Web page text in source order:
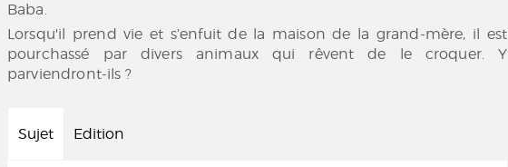
Baba.
Lorsqu'il prend vie et s’enfuit de la maison de la grand-mère, il est
pourchassé par divers animaux qui rêvent de le croquer. Y
parviendront-ils ?
Sujet Edition